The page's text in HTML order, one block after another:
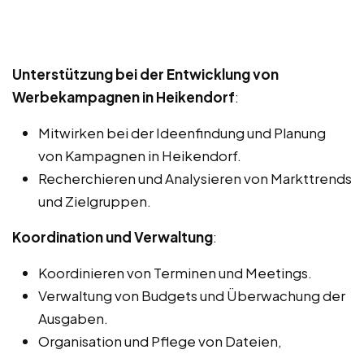
Unterstützung bei der Entwicklung von
Werbekampagnen in Heikendorf:
Mitwirken bei der Ideenfindung und Planung
von Kampagnen in Heikendorf.
Recherchieren und Analysieren von Markttrends
und Zielgruppen.
Koordination und Verwaltung:
Koordinieren von Terminen und Meetings.
Verwaltung von Budgets und Überwachung der
Ausgaben.
Organisation und Pflege von Dateien,